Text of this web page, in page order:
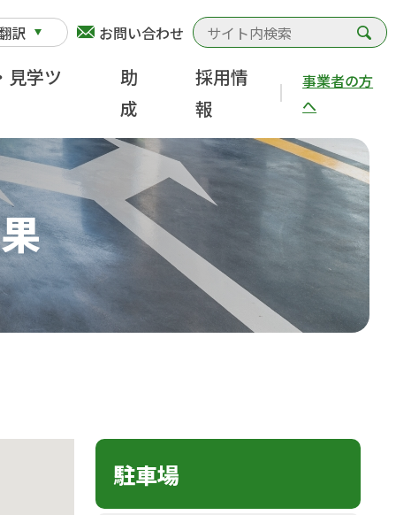
訳 お問い合わせ
見学ツ
助
成
採用情
報
事業者の方
へ
駐車場